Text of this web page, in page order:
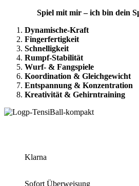
Spiel mit mir – ich bin dein
Dynamische-Kraft
Fingerfertigkeit
Schnelligkeit
Rumpf-Stabilität
Wurf- & Fangspiele
Koordination & Gleichgewicht
Entspannung & Konzentration
Kreativität & Gehirntraining
Klarna
Sofort Überweisung